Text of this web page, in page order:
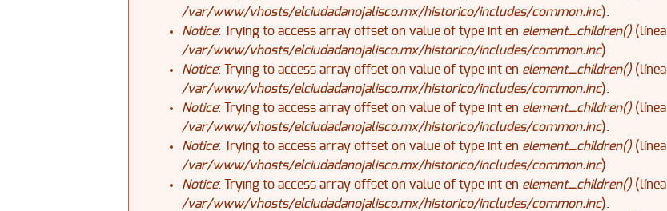
/var/www/vhosts/elciudadanojalisco.mx/historico/includes/common.inc).
Notice: Trying to access array offset on value of type int en element_children()(línea
/var/www/vhosts/elciudadanojalisco.mx/historico/includes/common.inc).
Notice: Trying to access array offset on value of type int en element_children()(línea
/var/www/vhosts/elciudadanojalisco.mx/historico/includes/common.inc).
Notice: Trying to access array offset on value of type int en element_children()(línea
/var/www/vhosts/elciudadanojalisco.mx/historico/includes/common.inc).
Notice: Trying to access array offset on value of type int en element_children()(línea
/var/www/vhosts/elciudadanojalisco.mx/historico/includes/common.inc).
Notice: Trying to access array offset on value of type int en element_children()(línea
/var/www/vhosts/elciudadanojalisco.mx/historico/includes/common.inc).